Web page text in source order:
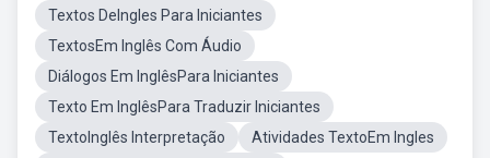
Textos DeIngles Para Iniciantes
TextosEm Inglês Com Áudio
Diálogos Em InglêsPara Iniciantes
Texto Em InglêsPara Traduzir Iniciantes
TextoInglês Interpretação
Atividades TextoEm Ingles